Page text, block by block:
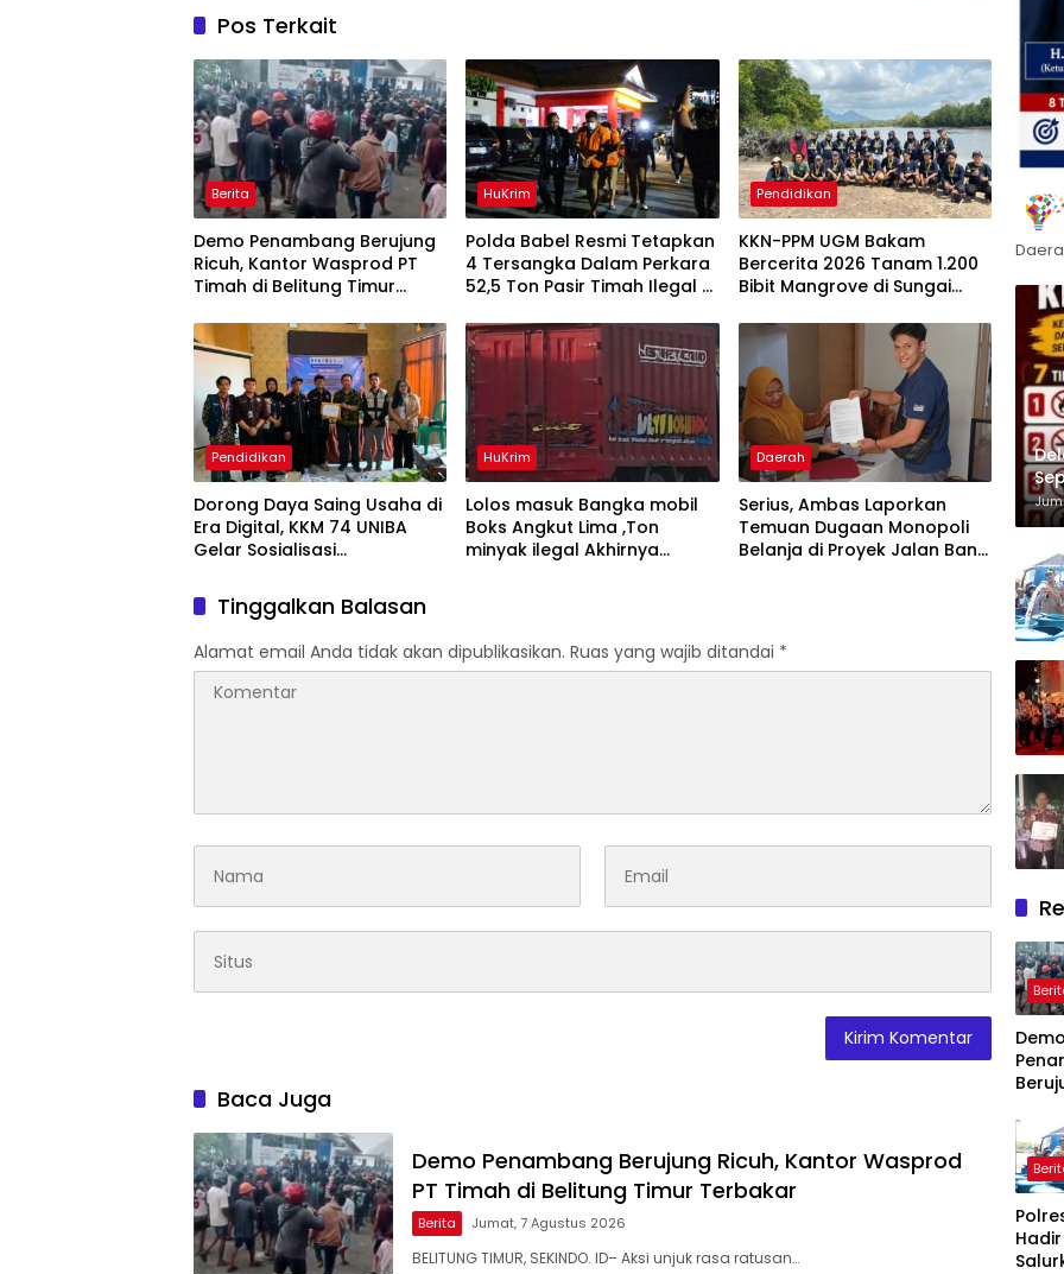
Pos Terkait
Berita
Demo Penambang Berujung
Ricuh, Kantor Wasprod PT
Timah di Belitung Timur
HuKrim
Polda Babel Resmi Tetapkan
4 Tersangka Dalam Perkara
52,5 Ton Pasir Timah Ilegal Di
Pendidikan
KKN-PPM UGM Bakam
Bercerita 2026 Tanam 1.200
Bibit Mangrove di Sungai
Pendidikan
Dorong Daya Saing Usaha di
Era Digital, KKM 74 UNIBA
Gelar Sosialisasi
Berbasis Technopreneurship
HuKrim
Lolos masuk Bangka mobil
Boks Angkut Lima ,Ton
minyak ilegal Akhirnya
Daerah
Serius, Ambas Laporkan
‎Temuan Dugaan Monopoli
Belanja di Proyek Jalan Bang
Tinggalkan Balasan
Alamat email Anda tidak akan dipublikasikan. Ruas yang wajib ditandai *
Baca Juga
Demo Penambang Berujung Ricuh, Kantor Wasprod
PT Timah di Belitung Timur Terbakar
Berita Jumat, 7 Agustus 2026
BELITUNG TIMUR, SEKINDO. ID– Aksi unjuk rasa ratusan…
Demo
Timur
Hadir